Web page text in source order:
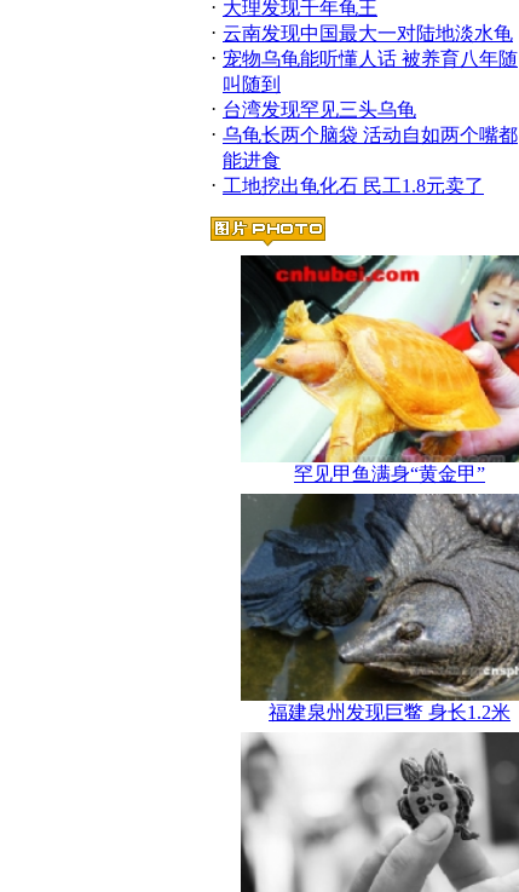
· 大理发现千年龟王
· 云南发现中国最大一对陆地淡水龟
· 宠物乌龟能听懂人话 被养育八年随
叫随到
· 台湾发现罕见三头乌龟
· 乌龟长两个脑袋 活动自如两个嘴都
能进食
· 工地挖出龟化石 民工1.8元卖了
罕见甲鱼满身“黄金甲”
福建泉州发现巨鳖 身长1.2米